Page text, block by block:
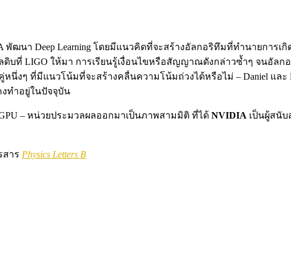
พัฒนา Deep Learning โดยมีแนวคิดที่จะสร้างอัลกอริทึมที่ทำนายกา
ที่ LIGO ให้มา การเรียนรู้เงื่อนไขหรือสัญญาณดังกล่าวซ้ำๆ จนอัลก
นึ่งๆ ที่มีแนวโน้มที่จะสร้างคลื่นความโน้มถ่วงได้หรือไม่ – Daniel แล
งทำอยู่ในปัจจุบัน
– หน่วยประมวลผลออกมาเป็นภาพสามมิติ ที่ได้ NVIDIA เป็นผู้สนับ
าร Physics Letters B